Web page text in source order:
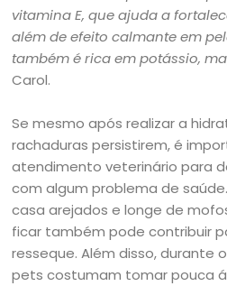
vitamina E, que ajuda a
além de efeito calmante em
também é rica em potássio,
Carol.
Se mesmo após realizar a
rachaduras persistirem, é
atendimento veterinário para
com algum problema de
casa arejados e longe de
ficar também pode contribuir
resseque. Além disso, durante
pets costumam tomar pouca